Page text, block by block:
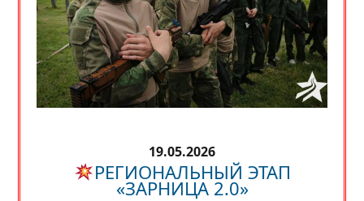
19.05.2026
РЕГИОНАЛЬНЫЙ ЭТАП
«ЗАРНИЦА 2.0»